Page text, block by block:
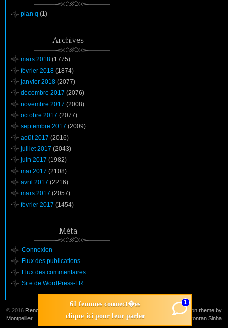
61 femmes connect�es
clique ici pour leur parler
1
plan q (1)
Archives
mars 2018 (1775)
février 2018 (1874)
janvier 2018 (2077)
décembre 2017 (2076)
novembre 2017 (2008)
octobre 2017 (2077)
septembre 2017 (2009)
août 2017 (2016)
juillet 2017 (2043)
juin 2017 (1982)
mai 2017 (2108)
avril 2017 (2216)
mars 2017 (2057)
février 2017 (1454)
Méta
Connexion
Flux des publications
Flux des commentaires
Site de WordPress-FR
© 2016 Rencontre
Montpellier
Suffusion theme by
Sayontan Sinha